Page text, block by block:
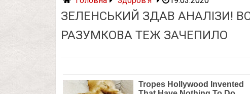
ЗЕЛЕНСЬКИЙ ЗДАВ АНАЛІЗИ!
РАЗУМКОВА ТЕЖ ЗАЧЕПИЛО